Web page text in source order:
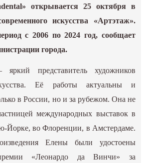
открывается 25 октября в
искусства «Артэтаж».
с 2006 по 2024 год, сообщает
города.
яркий представитель художников
Её работы актуальны и
в России, но и за рубежом. Она не
международных выставок в
Йорке, во Флоренции, в Амстердаме.
Елены были удостоены
«Леонардо да Винчи» за